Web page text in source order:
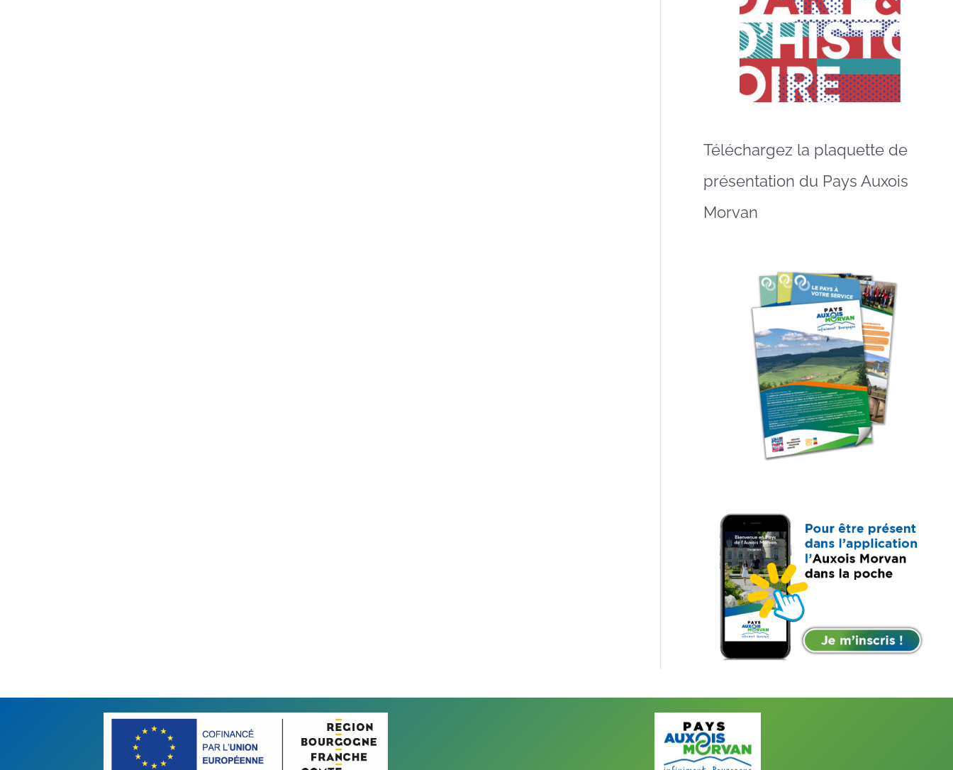
Téléchargez la plaquette de
présentation du Pays Auxois
Morvan